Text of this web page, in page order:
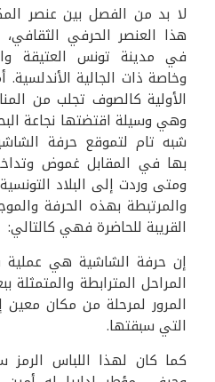
لا بد من الفصل بين عنصر
هذا العنصر الحرفي
في مدينة تونس العتيقة
وخاصة ذات الجالية الأندلسية.
الأولية كالصوف تجلب من
وهي وسيلة اقتضتها نجاعة
شبه تام لتموقع حرفة
بها في المقابل غموض
ومتى وردت إلى البلاد
والمرتبطة بهذه الحرفة
القريبة للحاضرة فهي كالتالي:
إن حرفة الشاشية هي
المراحل المترابطة
المرور لمرحلة من مكان
التي سبقتها.
كما كان لهذا اللباس